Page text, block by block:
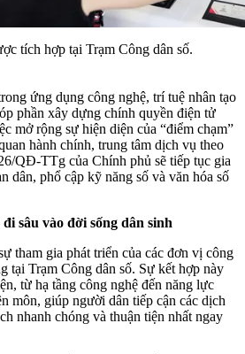
tích hợp tại Trạm Công dân số.
ứng dụng công nghệ, trí tuệ nhân tạo
phần xây dựng chính quyền điện tử
mở rộng sự hiện diện của “điểm chạm”
hành chính, trung tâm dịch vụ theo
QĐ-TTg của Chính phủ sẽ tiếp tục gia
dân, phổ cập kỹ năng số và văn hóa số
sâu vào đời sống dân sinh
tham gia phát triển của các đơn vị công
tại Trạm Công dân số. Sự kết hợp này
từ hạ tầng công nghệ đến năng lực
môn, giúp người dân tiếp cận các dịch
nhanh chóng và thuận tiện nhất ngay